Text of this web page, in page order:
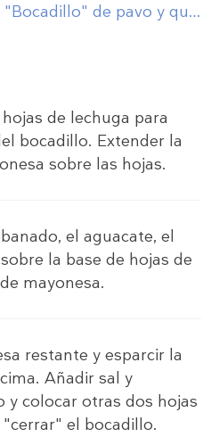
"Bocadillo" de pavo y queso brie con lechuga
de lechuga para
bocadillo. Extender la
sobre las hojas.
el aguacate, el
la base de hojas de
mayonesa.
restante y esparcir la
Añadir sal y
y colocar otras dos hojas
el bocadillo.